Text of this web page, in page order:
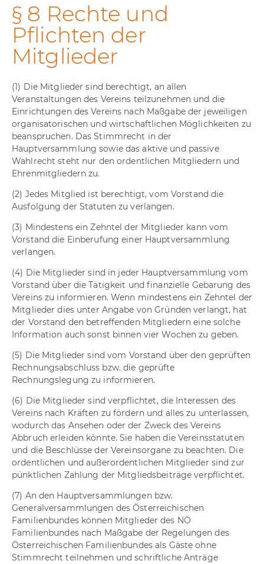
§ 8 Rechte und
Pflichten der
Mitglieder
(1) Die Mitglieder sind berechtigt, an allen
Veranstaltungen des Vereins teilzunehmen und die
Einrichtungen des Vereins nach Maßgabe der jeweiligen
organisatorischen und wirtschaftlichen Möglichkeiten zu
beanspruchen. Das Stimmrecht in der
Hauptversammlung sowie das aktive und passive
Wahlrecht steht nur den ordentlichen Mitgliedern und
Ehrenmitgliedern zu.
(2) Jedes Mitglied ist berechtigt, vom Vorstand die
Ausfolgung der Statuten zu verlangen.
(3) Mindestens ein Zehntel der Mitglieder kann vom
Vorstand die Einberufung einer Hauptversammlung
verlangen.
(4) Die Mitglieder sind in jeder Hauptversammlung vom
Vorstand über die Tätigkeit und finanzielle Gebarung des
Vereins zu informieren. Wenn mindestens ein Zehntel der
Mitglieder dies unter Angabe von Gründen verlangt, hat
der Vorstand den betreffenden Mitgliedern eine solche
Information auch sonst binnen vier Wochen zu geben.
(5) Die Mitglieder sind vom Vorstand über den geprüften
Rechnungsabschluss bzw. die geprüfte
Rechnungslegung zu informieren.
(6) Die Mitglieder sind verpflichtet, die Interessen des
Vereins nach Kräften zu fördern und alles zu unterlassen,
wodurch das Ansehen oder der Zweck des Vereins
Abbruch erleiden könnte. Sie haben die Vereinsstatuten
und die Beschlüsse der Vereinsorgane zu beachten. Die
ordentlichen und außerordentlichen Mitglieder sind zur
pünktlichen Zahlung der Mitgliedsbeiträge verpflichtet.
(7) An den Hauptversammlungen bzw.
Generalversammlungen des Österreichischen
Familienbundes können Mitglieder des NÖ
Familienbundes nach Maßgabe der Regelungen des
Österreichischen Familienbundes als Gäste ohne
Stimmrecht teilnehmen und schriftliche Anträge